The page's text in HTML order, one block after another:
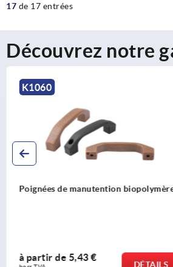
17 de 17 entrées
Découvrez notre
K0188
Poignées de manutention en
à partir de8,05 €
DÉTAILS